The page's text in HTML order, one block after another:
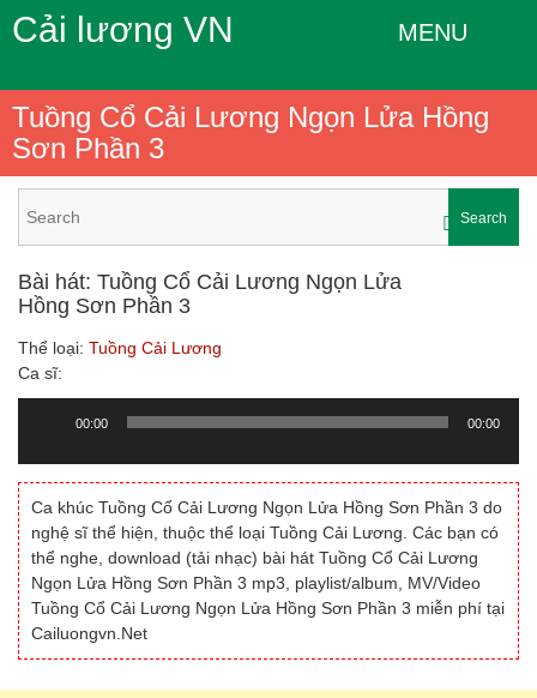
Cải lương VN MENU
Tuồng Cổ Cải Lương Ngọn Lửa Hồng
Sơn Phần 3
Search
Bài hát: Tuồng Cổ Cải Lương Ngọn Lửa
Hồng Sơn Phần 3
Thể loại: Tuồng Cải Lương
Ca sĩ:
00:00 00:00
Ca khúc Tuồng Cổ Cải Lương Ngọn Lửa Hồng Sơn Phần 3 do
nghệ sĩ thể hiện, thuộc thể loại Tuồng Cải Lương. Các bạn có
thể nghe, download (tải nhạc) bài hát Tuồng Cổ Cải Lương
Ngọn Lửa Hồng Sơn Phần 3 mp3, playlist/album, MV/Video
Tuồng Cổ Cải Lương Ngọn Lửa Hồng Sơn Phần 3 miễn phí tại
Cailuongvn.Net